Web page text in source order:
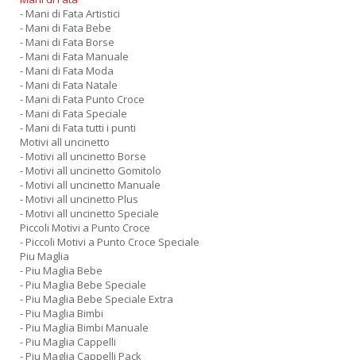
- Mani di Fata Artistici
- Mani di Fata Bebe
- Mani di Fata Borse
- Mani di Fata Manuale
- Mani di Fata Moda
- Mani di Fata Natale
- Mani di Fata Punto Croce
- Mani di Fata Speciale
- Mani di Fata tutti i punti
Motivi all uncinetto
- Motivi all uncinetto Borse
- Motivi all uncinetto Gomitolo
- Motivi all uncinetto Manuale
- Motivi all uncinetto Plus
- Motivi all uncinetto Speciale
Piccoli Motivi a Punto Croce
- Piccoli Motivi a Punto Croce Speciale
Piu Maglia
- Piu Maglia Bebe
- Piu Maglia Bebe Speciale
- Piu Maglia Bebe Speciale Extra
- Piu Maglia Bimbi
- Piu Maglia Bimbi Manuale
- Piu Maglia Cappelli
- Piu Maglia Cappelli Pack